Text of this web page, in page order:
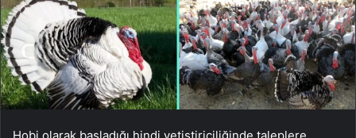
Hobi olarak başladığı hindi yetiştiriciliğinde taleplere